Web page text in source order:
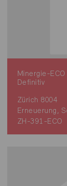
Minergie-ECO
Definitiv
Zürich 8004
Erneuerung,
ZH-391-ECO